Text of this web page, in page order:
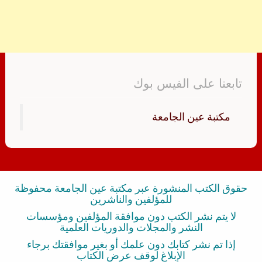
تابعنا على الفيس بوك
‏مكتبة عين الجامعة‏
حقوق الكتب المنشورة عبر مكتبة عين الجامعة محفوظة
للمؤلفين والناشرين
لا يتم نشر الكتب دون موافقة المؤلفين ومؤسسات
النشر والمجلات والدوريات العلمية
إذا تم نشر كتابك دون علمك أو بغير موافقتك برجاء
الإبلاغ لوقف عرض الكتاب